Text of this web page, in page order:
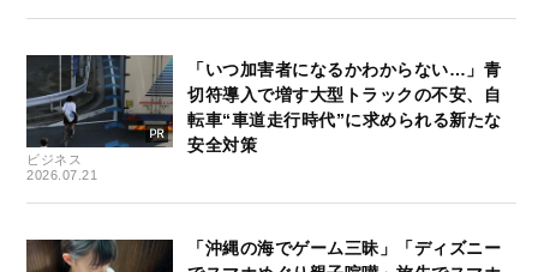
ビジネス
2026.07.21
「いつ加害者になるかわからない…」青
切符導入で増す大型トラックの不安、自
転車“車道走行時代”に求められる新たな
安全対策
「沖縄の海でゲーム三昧」「ディズニー